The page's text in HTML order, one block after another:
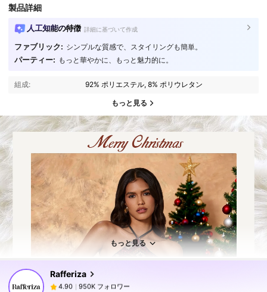
製品詳細
人工知能の特徴 詳細に基づいて作成
ファブリック: シンプルな質感で、スタイリングも簡単。
パーティー: もっと華やかに、もっと魅力的に。
組成: 92% ポリエステル, 8% ポリウレタン
もっと見る
もっと見る
Rafferiza
4.90 950K フォロワー
4.90 950K フォロワー
4.90
950K フォロワー
d***7は1日前に購入しました